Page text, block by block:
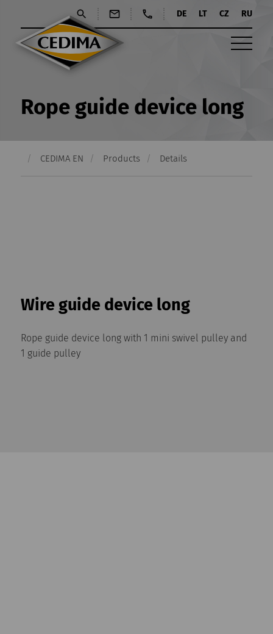
DE LT CZ RU
Rope guide device long
CEDIMA EN Products Details
Wire guide device long
Rope guide device long with 1 mini swivel pulley and
1 guide pulley